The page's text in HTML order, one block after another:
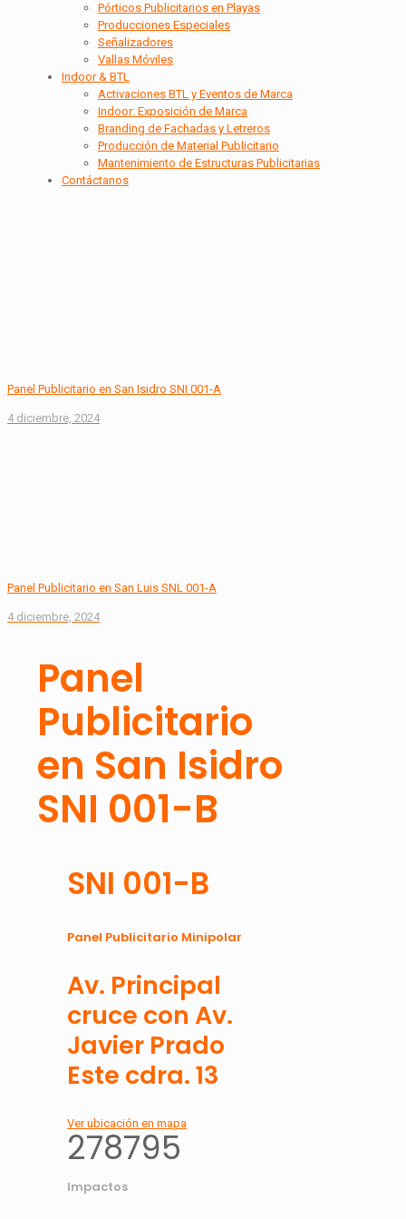
Pórticos Publicitarios en Playas
Producciones Especiales
Señalizadores
Vallas Móviles
Indoor & BTL
Activaciones BTL y Eventos de Marca
Indoor: Exposición de Marca
Branding de Fachadas y Letreros
Producción de Material Publicitario
Mantenimiento de Estructuras Publicitarias
Contáctanos
Panel Publicitario en San Isidro SNI 001-A
4 diciembre, 2024
Panel Publicitario en San Luis SNL 001-A
4 diciembre, 2024
Panel
Publicitario
en San Isidro
SNI 001-B
SNI 001-B
Panel Publicitario Minipolar
Av. Principal
cruce con Av.
Javier Prado
Este cdra. 13
Ver ubicación en mapa
278795
Impactos